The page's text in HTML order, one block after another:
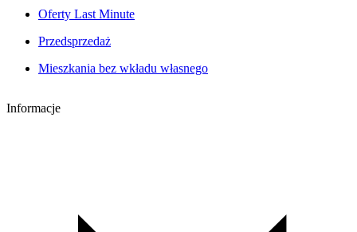
Oferty Last Minute
Przedsprzedaż
Mieszkania bez wkładu własnego
Informacje